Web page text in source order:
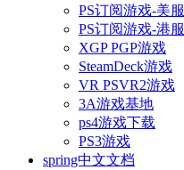
PS订阅游戏-美服
PS订阅游戏-港服
XGP PGP游戏
SteamDeck游戏
VR PSVR2游戏
3A游戏基地
ps4游戏下载
PS3游戏
spring中文文档